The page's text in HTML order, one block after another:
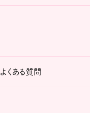
よくある質問